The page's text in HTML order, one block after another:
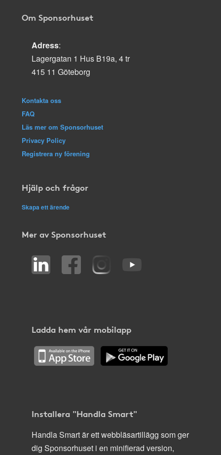
Om Sponsorhuset
Adress:
Lagergatan 1 Hus B19a, 4 tr
415 11 Göteborg
Kontakta oss
FAQ
Läs mer om Sponsorhuset
Privacy Policy
Registrera ny förening
Hjälp och frågor
Skapa ett ärende
Mer av Sponsorhuset
Ladda hem vår mobilapp
Installera "Handla Smart"
Handla Smart är ett webbläsartillägg som ger
dig Sponsorhuset i en minifierad version,